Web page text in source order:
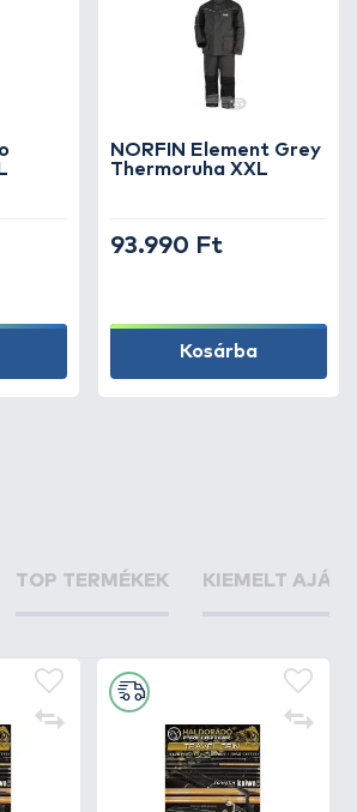
NORFIN Element Grey
Thermoruha XXL
93.990 Ft
Kosárba
TOP TERMÉKEK KIEMELT